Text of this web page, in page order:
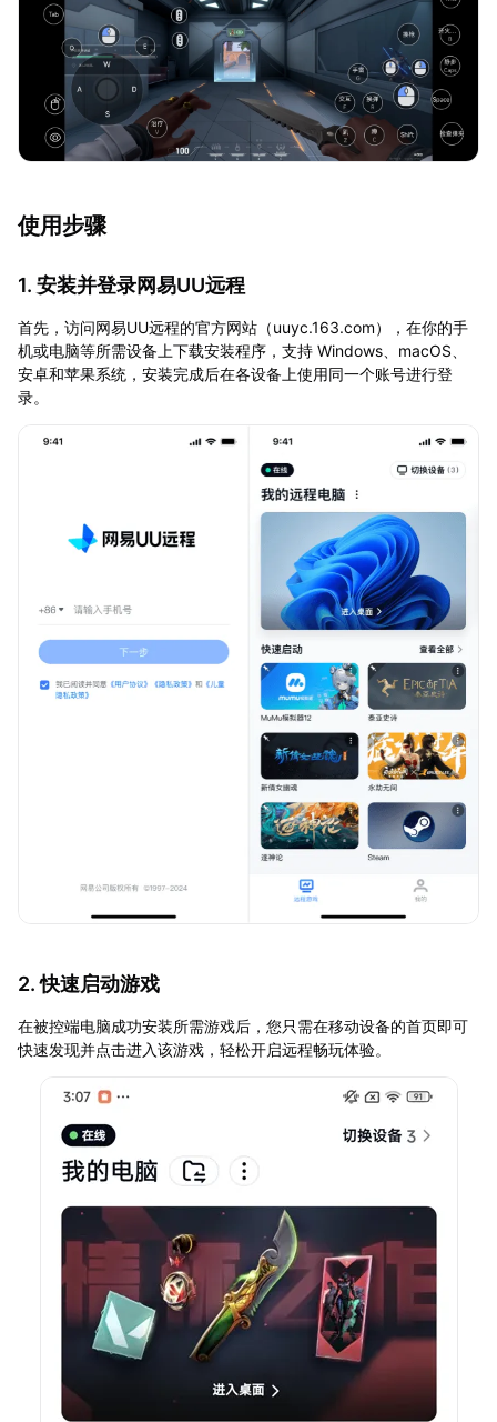
使用步骤
1. 安装并登录网易UU远程
首先，访问网易UU远程的官方网站（uuyc.163.com），在你的手
机或电脑等所需设备上下载安装程序，支持 Windows、macOS、
安卓和苹果系统，安装完成后在各设备上使用同一个账号进行登
录。
2. 快速启动游戏
在被控端电脑成功安装所需游戏后，您只需在移动设备的首页即可
快速发现并点击进入该游戏，轻松开启远程畅玩体验。